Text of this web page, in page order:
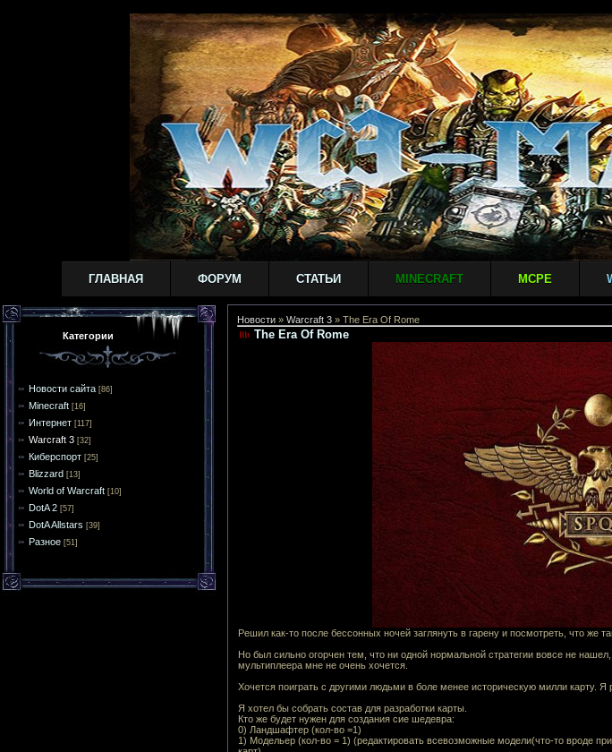
ГЛАВНАЯ ФОРУМ СТАТЬИ MINECRAFT MCPE
Категории
Новости сайта [86]
Minecraft [16]
Интернет [117]
Warcraft 3 [32]
Киберспорт [25]
Blizzard [13]
World of Warcraft [10]
DotA 2 [57]
DotA Allstars [39]
Разное [51]
Новости » Warcraft 3 » The Era Of Rome
The Era Of Rome
Решил как-то после бессонных ночей заглянуть в гарену и посмотреть, что же
Но был сильно огорчен тем, что ни одной нормальной стратегии вовсе не
мультиплеера мне не очень хочется.
Хочется поиграть с другими людьми в боле менее историческую милли карту. Я
Я хотел бы собрать состав для разработки карты.
Кто же будет нужен для создания сие шедевра:
0) Ландшафтер (кол-во =1)
1) Модельер (кол-во = 1) (редактировать всевозможные модели(что-то вроде